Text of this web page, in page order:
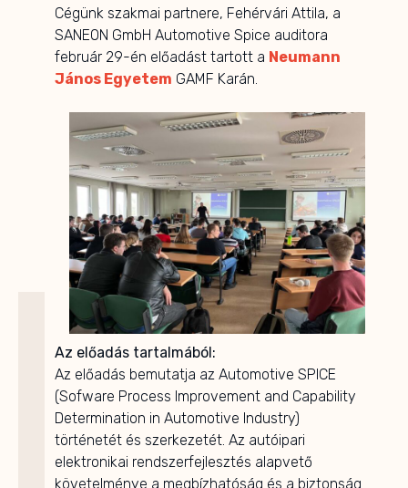
Cégünk szakmai partnere, Fehérvári Attila, a
SANEON GmbH Automotive Spice auditora
február 29-én előadást tartott a Neumann
János Egyetem GAMF Karán.
Az előadás tartalmából:
Az előadás bemutatja az Automotive SPICE
(Sofware Process Improvement and Capability
Determination in Automotive Industry)
történetét és szerkezetét. Az autóipari
elektronikai rendszerfejlesztés alapvető
követelménye a megbízhatóság és a biztonság.